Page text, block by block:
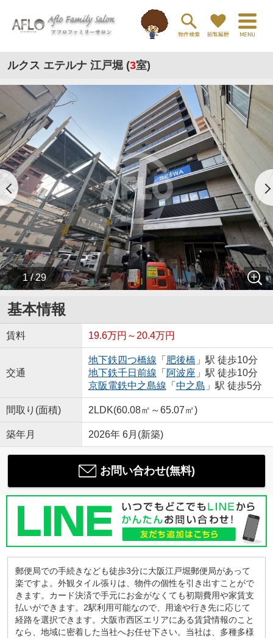
ルクス エテルナ 江戸堀 (3室)
1 / 29
基本情報
賃料 19.6万円～20.4万円
交通
地下鉄四つ橋線 「 肥後橋 」駅 徒歩10分
地下鉄千日前線 「 阿波座 」駅 徒歩10分
京阪電鉄中之島線 「 中之島 」駅 徒歩5分
間取り(面積) 2LDK(60.08㎡～65.07㎡)
築年月 2026年 6月(新築)
お問い合わせ(無料)
郵便局での手続きなども徒歩3分に大阪江戸堀郵便局があって
楽ですよ。外観タイル張りは、物件の個性を引き出すことがで
きます。カード決済で手元にお金がなくても初期費用や家賃支
払いができます。2駅利用可能なので、用途や行き先に応じて
経路を選択できます。大阪市西区エリアにある賃貸情報のこと
なら、地域に密着した当社へお任せ下さい。当社は、多種多様